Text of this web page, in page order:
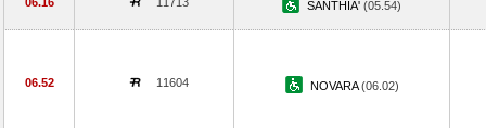
SANTHIA' (05.54)
06.52 11604 NOVARA(06.02)